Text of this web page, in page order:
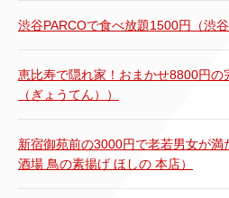
渋谷PARCOで食べ放題1500円（渋
恵比寿で隠れ家！おまかせ8800円の
（ぎょうてん））
新宿御苑前の3000円で老若男女が
酒場 鳥の素揚げ ほしの 本店）